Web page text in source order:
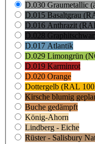
D.030 Graumetallic
D.015 Basaltgrau
D.016 Anthrazit
D.028
D.017 Atlantik
D.029 Limongrün
D.019 Karminrot
D.020 Orange
Dottergelb (RAL
Kirsche blumig
Buche gedämpft
König-Ahorn
Lindberg - Eiche
Rüster - Salisbury